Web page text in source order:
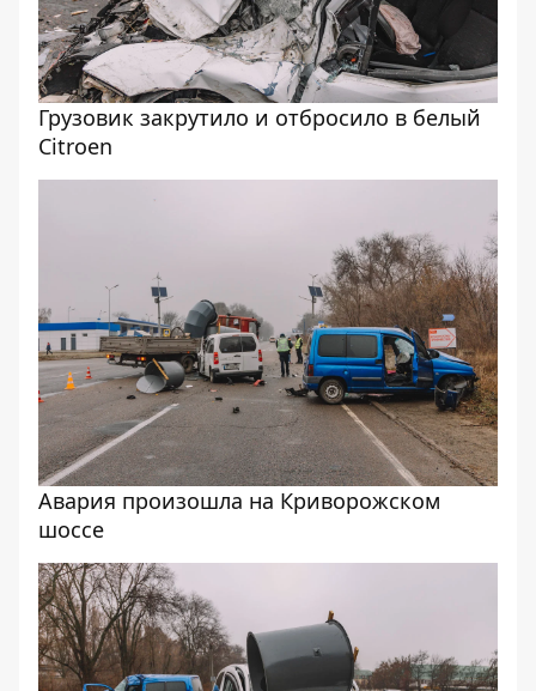
Грузовик закрутило и отбросило в белый
Citroen
Авария произошла на Криворожском
шоссе